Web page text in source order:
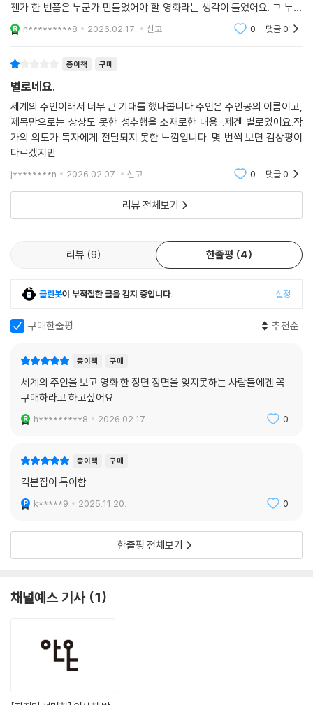
젠가 한 번쯤은 누군가 만들었어야 할 영화라는 생각이 들었어요. 그 누군
가가 바로 윤가은 감독님이였을 뿐이고요. 결코 무겁지도, 가볍지 않은 감
독님 만의 방
h*********8 2026.02.17. 신고 0 댓글0
종이책 구매
별로네요.
세계의 주인이래서 너무 큰 기대를 했나봅니다.주인은 주인공의 이름이고,
제목만으로는 상상도 못한 성추행을 소재로한 내용...제겐 별로였어요.작
가의 의도가 독자에게 전달되지 못한 느낌입니다. 몇 번씩 보면 감상평이
다르겠지만...
j********n 2026.02.07. 신고 0 댓글0
리뷰 전체보기
리뷰 9 한줄평 4
클린봇이 부적절한 글을 감지 중입니다. 설정
구매한줄평 추천순
종이책 구매
세계의 주인을 보고 영화 한 장면 장면을 잊지못하는 사람들에겐 꼭
구매하라고 하고싶어요
h*********8 2026.02.17. 0
종이책 구매
각본집이 특이함
k*****9 2025.11.20. 0
한줄평 전체보기
채널예스 기사 1